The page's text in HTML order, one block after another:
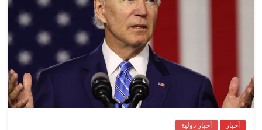
أخبار أخبار دولية